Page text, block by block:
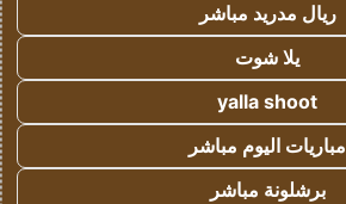
ريال مدريد مباشر
يلا شوت
yalla shoot
مباريات اليوم مباشر
برشلونة مباشر